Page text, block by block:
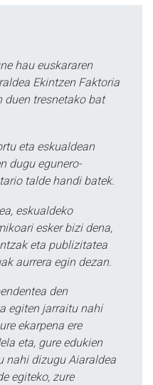
hau euskararen
Ekintzen Faktoria
duen tresnetako bat
eta eskualdean
dugu egunero-
talde handi batek.
eskualdeko
esker bizi dena,
eta publizitatea
aurrera egin dezan.
den
egiten jarraitu nahi
ekarpena ere
eta, gure edukien
nahi dizugu Aiaraldea
egiteko, zure